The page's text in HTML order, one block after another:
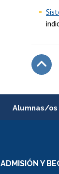
Alumnas/
Consulta y
ADMISIÓN Y